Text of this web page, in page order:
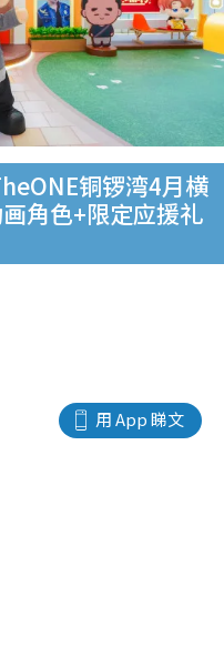
铜锣湾4月横
角色+限定应援礼
用 App 睇文